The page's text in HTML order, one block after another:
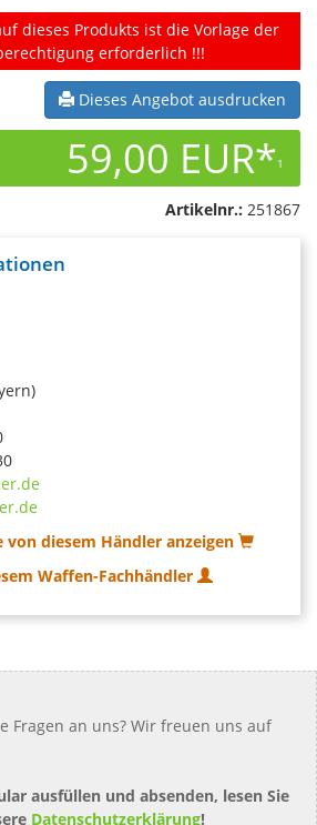
dieses Produkts ist die Vorlage der
erforderlich !!!
Dieses Angebot ausdrucken
59,00 EUR*1
Artikelnr.: 251867
diesem Händler anzeigen
Waffen-Fachhändler
Fragen an uns? Wir freuen uns auf
ausfüllen und absenden, lesen Sie
Datenschutzerklärung!